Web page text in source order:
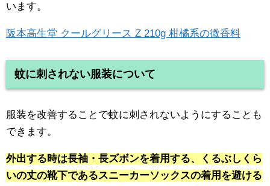
います。
阪本高生堂 クールグリース Z 210g 柑橘系の微香料
蚊に刺されない服装について
服装を改善することで蚊に刺されないようにすることも
できます。
外出する時は長袖・長ズボンを着用する、くるぶしくら
いの丈の靴下であるスニーカーソックスの着用を避ける